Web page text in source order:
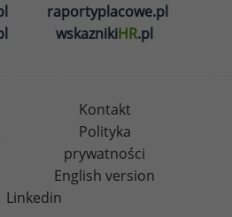
raportyplacowe.pl
wskaznikiHR.pl
Kontakt
Polityka
prywatności
English version
Linkedin